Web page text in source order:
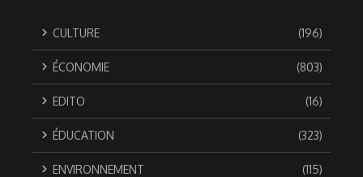
CULTURE (196)
ÉCONOMIE (803)
EDITO (16)
ÉDUCATION (323)
ENVIRONNEMENT (115)